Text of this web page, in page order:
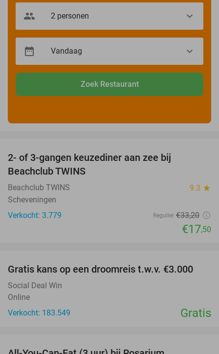
Zoek Restaurant
2- of 3-gangen keuzediner aan zee bij
Beachclub TWINS
Beachclub TWINS 9.3 star
Scheveningen
Verkocht: 3.779
Regulier €33,20
€17,50
Gratis kans op een droomreis t.w.v. €3.000
Social Deal Win
Online
Verkocht: 183.549
Gratis